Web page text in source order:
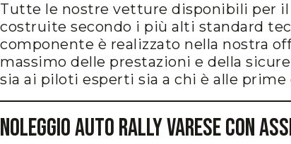
Tutte le nostre vetture disponibili per
costruite secondo i più alti standard
componente è realizzato nella nostra
massimo delle prestazioni e della
sia ai piloti esperti sia a chi è alle prime
Noleggio Auto Rally Varese con